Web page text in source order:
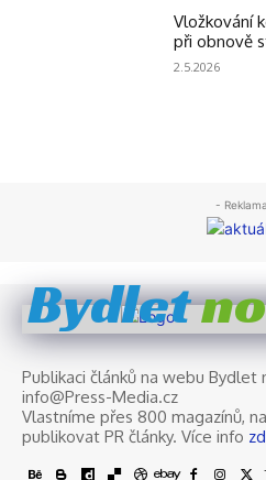
Vložkování
při obnově
2.5.2026
-
Bydlet
Publikaci článků na webu Bydlet
info@Press-Media.cz
Vlastníme přes 800 magazínů,
publikovat PR články. Více info